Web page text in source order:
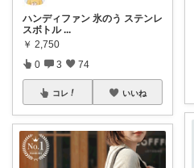
ハンディファン 氷のう ステンレ
スボトル...
￥ 2,750
0 3 74
コレ いいね